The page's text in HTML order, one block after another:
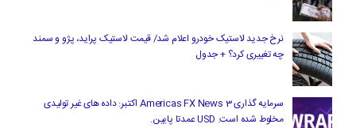
نرخ جدید لاستیک خودرو اعلام شد/ قیمت لاستیک پراید، پژو و سمند
چه تغییری کرد؟ + جدول
سرمایه گذاری Americas FX News 3 اکتبر: داده های غیر تولیدی
مخلوط شده است. USD عمدتا پایین.